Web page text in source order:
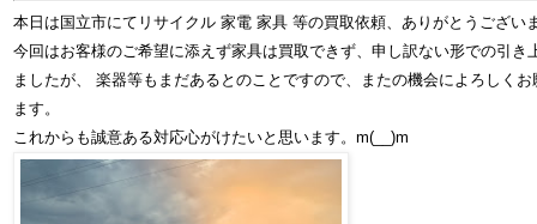
本日は国立市にてリサイクル 家電 家具 等の買取依頼、ありがとうござい
今回はお客様のご希望に添えず家具は買取できず、申し訳ない形での引き
ましたが、 楽器等もまだあるとのことですので、またの機会によろしくお
ます。
これからも誠意ある対応心がけたいと思います。m(__)m